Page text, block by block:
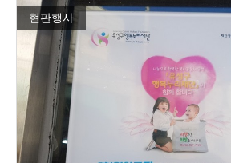
현판행사